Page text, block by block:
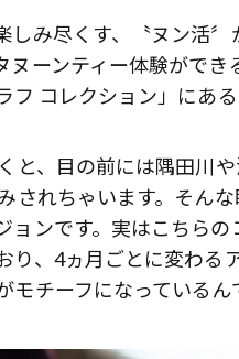
しみ尽くす、〝ヌン活
ヌーンティー体験がで
コレクション」にあ
と、目の前には隅田川
されちゃいます。そん
ョンです。実はこちら
り、4ヵ月ごとに変わる
チーフになっているん